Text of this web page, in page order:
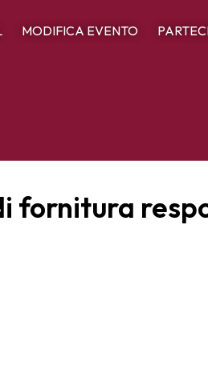
MODIFICA EVENTO
fornitura